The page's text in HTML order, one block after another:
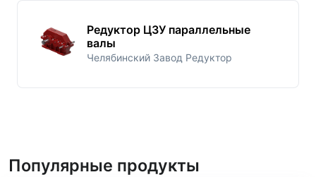
Редуктор Ц3У параллельные
валы
Челябинский Завод Редуктор
Популярные продукты